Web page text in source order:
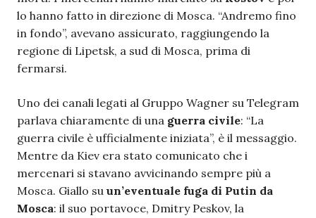
lo hanno fatto in direzione di Mosca. “Andremo fino
in fondo”, avevano assicurato, raggiungendo la
regione di Lipetsk, a sud di Mosca, prima di
fermarsi.
Uno dei canali legati al Gruppo Wagner su Telegram
parlava chiaramente di una guerra civile: “La
guerra civile è ufficialmente iniziata”, è il messaggio.
Mentre da Kiev era stato comunicato che i
mercenari si stavano avvicinando sempre più a
Mosca. Giallo su un’eventuale fuga di Putin da
Mosca: il suo portavoce, Dmitry Peskov, la